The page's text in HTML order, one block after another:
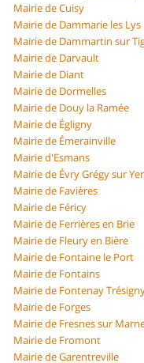
Mairie de Cuisy
Mairie de Dammarie les Lys
Mairie de Dammartin sur
Mairie de Darvault
Mairie de Diant
Mairie de Dormelles
Mairie de Douy la Ramée
Mairie de Égligny
Mairie de Émerainville
Mairie d'Esmans
Mairie de Évry Grégy sur
Mairie de Favières
Mairie de Féricy
Mairie de Ferrières en Brie
Mairie de Fleury en Bière
Mairie de Fontaine le Port
Mairie de Fontains
Mairie de Fontenay
Mairie de Forges
Mairie de Fresnes sur
Mairie de Fromont
Mairie de Garentreville